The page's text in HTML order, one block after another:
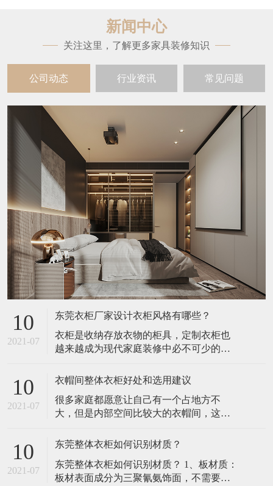
新闻中心
关注这里，了解更多家具装修知识
公司动态 行业资讯 常见问题
10
2021-07
东莞衣柜厂家设计衣柜风格有哪些？
衣柜是收纳存放衣物的柜具，定制衣柜也
越来越成为现代家庭装修中必不可少的重
可量身订做，而且环保、时尚、专业等特
点，将注定成为今后几年内家庭衣柜的消
费热点。​1、凹位空间——入墙式衣柜入墙
式衣柜，大大增强空间的使用面积，不但
潮、美观实
10
2021-07
衣帽间整体衣柜好处和选用建议
很多家庭都愿意让自己有一个占地方不
大，但是内部空间比较大的衣帽间，这样
衣服都装的下。 同时也是为了装修的美
作为自己的首要选择，因为这样的衣柜不
仅是为了装衣服，其实也是户主的面子。
10
2021-07
东莞整体衣柜如何识别材质？
​东莞整体衣柜如何识别材质？ 1、板材质：
板材表面成分为三聚氰氨饰面，不需要油